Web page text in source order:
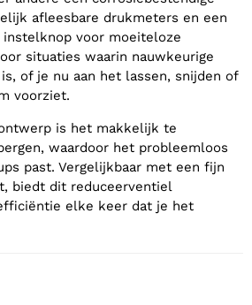
afleesbare drukmeters en een
voor moeiteloze
situaties waarin nauwkeurige
of je nu aan het lassen, snijden of
voorziet.
is het makkelijk te
waardoor het probleemloos
past. Vergelijkbaar met een fijn
biedt dit reduceerventiel
elke keer dat je het